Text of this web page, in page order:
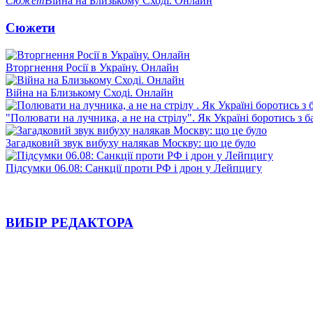
Сюжети
Вторгнення Росії в Україну. Онлайн
Війна на Близькому Сході. Онлайн
"Полювати на лучника, а не на стрілу". Як Україні боротись з
Загадковий звук вибуху налякав Москву: що це було
Підсумки 06.08: Санкції проти РФ і дрон у Лейпцигу
ВИБІР РЕДАКТОРА